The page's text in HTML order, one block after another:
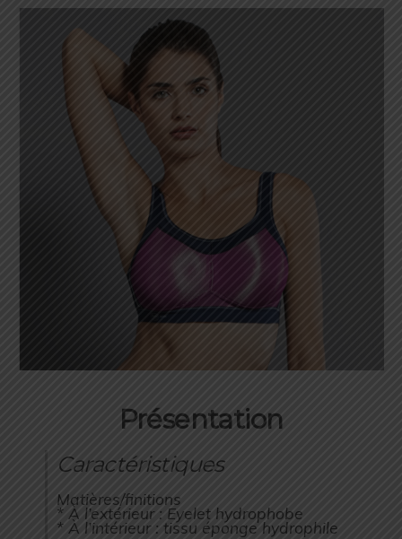
Présentation
Caractéristiques
Matières/finitions
* À l’extérieur : Eyelet hydrophobe
* À l’intérieur : tissu éponge hydrophile